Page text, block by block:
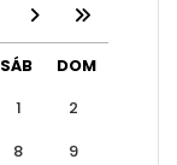
SÁB
DOM
1
2
8
9